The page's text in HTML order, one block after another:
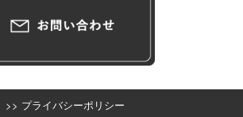
>> プライバシーポリシー